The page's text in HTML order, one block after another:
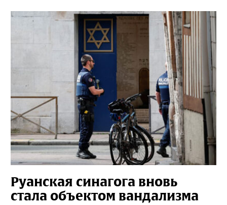
Руанская синагога вновь
стала объектом вандализма